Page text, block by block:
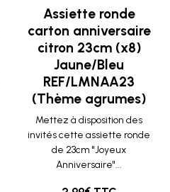
Assiette ronde
carton anniversaire
citron 23cm (x8)
Jaune/Bleu
REF/LMNAA23
(Thème agrumes)
Mettez à disposition des
invités cette assiette ronde
de 23cm "Joyeux
Anniversaire"...